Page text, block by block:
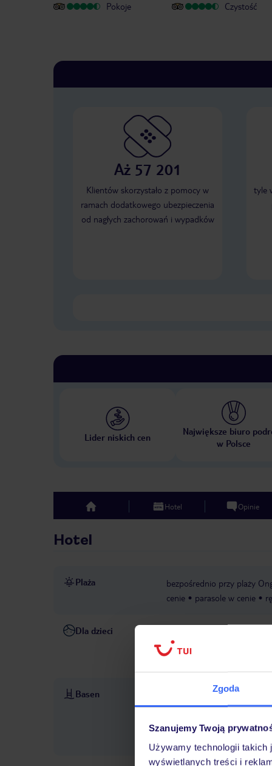
Zgoda
Szanujemy Twoją
Używamy technologii
wyświetlanych treści i
Pokoje
Czystość
Aż 57 201
Klientów skorzystało z pomocy w
ramach dodatkowego ubezpieczenia
od nagłych zachorowań i wypadków
tyle
Lider niskich cen
Największe biuro
w Polsce
top Hotel Opinie
Hotel
Plaża bezpośrednio przy plaży
cenie
parasole w cenie
Dla dzieci
dzieci
Basen
basen „Hotel
basenu dla dzieci
basen
zewnętrzny, ze słodką